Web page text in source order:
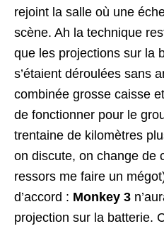
rejoint la salle où une
scène. Ah la technique
que les projections sur la
s’étaient déroulées sans
combinée grosse caisse
de fonctionner pour le
trentaine de kilomètres
on discute, on change de
ressors me faire un
d’accord : Monkey 3
projection sur la batterie.